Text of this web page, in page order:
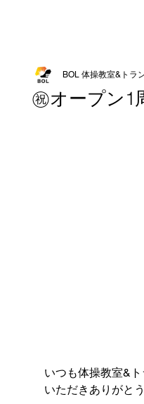
㊗️オープン1
BOL 体操教室&トラ
いつも体操教室&
いただきありがと